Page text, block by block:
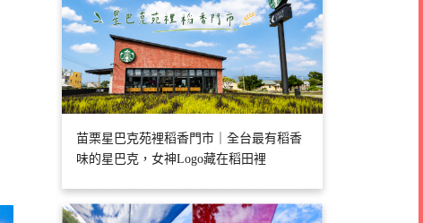
苗栗星巴克苑裡稻香門市｜全台最有稻香
味的星巴克，女神Logo藏在稻田裡